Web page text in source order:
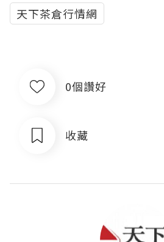
天下茶倉行情網
0個讚好
收藏